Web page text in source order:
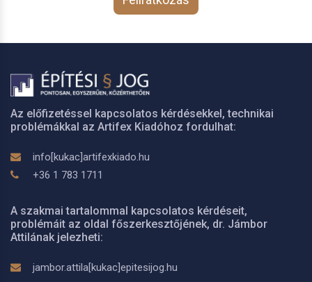
Az előfizetéssel kapcsolatos kérdésekkel, technikai
problémákkal az Artifex Kiadóhoz fordulhat:
info[kukac]artifexkiado.hu
+36 1 783 1711
A szakmai tartalommal kapcsolatos kérdéseit,
problémáit az oldal főszerkesztőjének, dr. Jámbor
Attilának jelezheti:
jambor.attila[kukac]epitesijog.hu